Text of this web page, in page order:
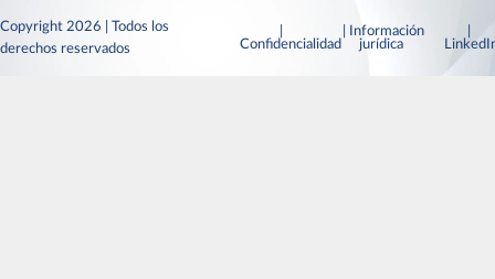
Copyright 2026 | Todos los
derechos reservados
Confidencialidad
| Información
jurídica